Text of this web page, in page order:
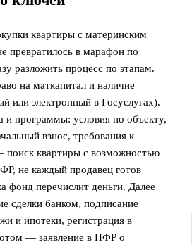
квартиры с материнским
превратилось в марафон по
разложить процесс по этапам.
на маткапитал и наличие
или электронный в Госуслугах).
программы: условия по объекту,
взнос, требования к
поиск квартиры с возможностью
не каждый продавец готов
фонд перечислит деньги. Далее
сделки банком, подписание
и ипотеки, регистрация в
— заявление в ПФР о